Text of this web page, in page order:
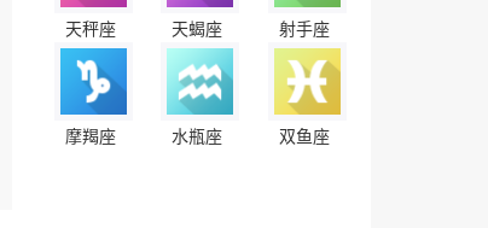
天秤座 天蝎座 射手座
摩羯座 水瓶座 双鱼座